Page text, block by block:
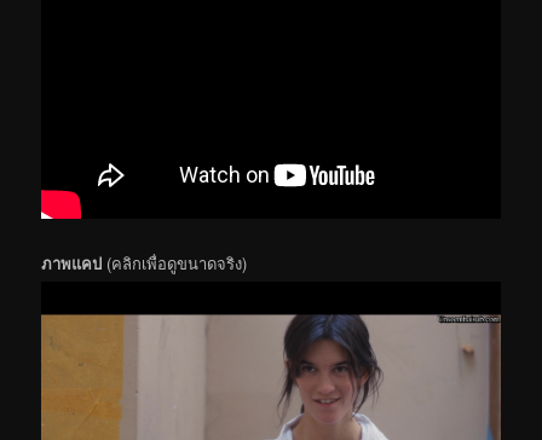
ภาพแคป (คลิกเพื่อดูขนาดจริง)